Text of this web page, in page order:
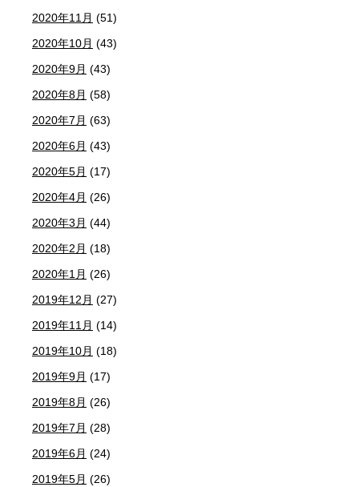
2020年11月 (51)
2020年10月 (43)
2020年9月 (43)
2020年8月 (58)
2020年7月 (63)
2020年6月 (43)
2020年5月 (17)
2020年4月 (26)
2020年3月 (44)
2020年2月 (18)
2020年1月 (26)
2019年12月 (27)
2019年11月 (14)
2019年10月 (18)
2019年9月 (17)
2019年8月 (26)
2019年7月 (28)
2019年6月 (24)
2019年5月 (26)